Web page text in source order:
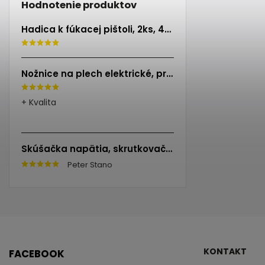
Hodnotenie produktov
Hadica k fúkacej pištoli, 2ks, 40cm, EXTOL PREMIUM
Nožnice na plech elektrické, príkon 500W, EXTOL INDUSTRIAL
+ Kvalita
Skúšačka napätia, skrutkovač, 100-250V, skrutkovač (-)3x140mm, EXTOL CRAFT
Peter Stano
FACEBOOK KONTAKT